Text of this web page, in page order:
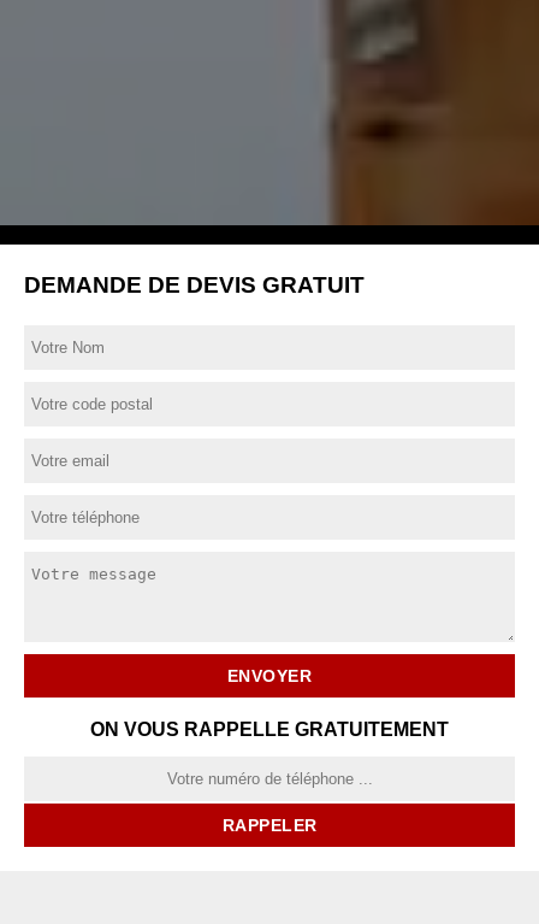
DEMANDE DE DEVIS GRATUIT
ON VOUS RAPPELLE GRATUITEMENT